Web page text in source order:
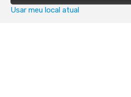
Usar meu local atual